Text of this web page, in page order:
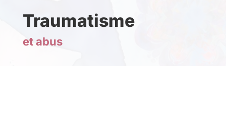
Traumatisme
et abus